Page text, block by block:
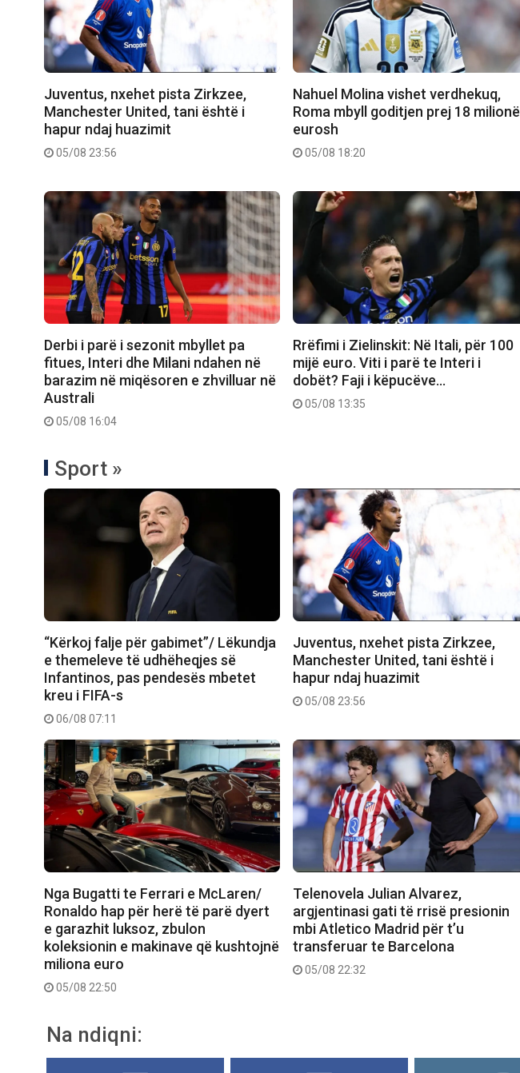
Juventus, nxehet pista Zirkzee,
Manchester United, tani është i
hapur ndaj huazimit
05/08 23:56
Nahuel Molina vishet verdhekuq,
Roma mbyll goditjen prej 18 milionë
eurosh
05/08 18:20
Derbi i parë i sezonit mbyllet pa
fitues, Interi dhe Milani ndahen në
barazim në miqësoren e zhvilluar në
Australi
05/08 16:04
Rrëfimi i Zielinskit: Në Itali, për 100
mijë euro. Viti i parë te Interi i
dobët? Faji i këpucëve…
05/08 13:35
Sport »
“Kërkoj falje për gabimet”/ Lëkundja
e themeleve të udhëheqjes së
Infantinos, pas pendesës mbetet
kreu i FIFA-s
06/08 07:11
Juventus, nxehet pista Zirkzee,
Manchester United, tani është i
hapur ndaj huazimit
05/08 23:56
Nga Bugatti te Ferrari e McLaren/
Ronaldo hap për herë të parë dyert
e garazhit luksoz, zbulon
koleksionin e makinave që kushtojnë
miliona euro
05/08 22:50
Telenovela Julian Alvarez,
argjentinasi gati të rrisë presionin
mbi Atletico Madrid për t’u
transferuar te Barcelona
05/08 22:32
Na ndiqni: